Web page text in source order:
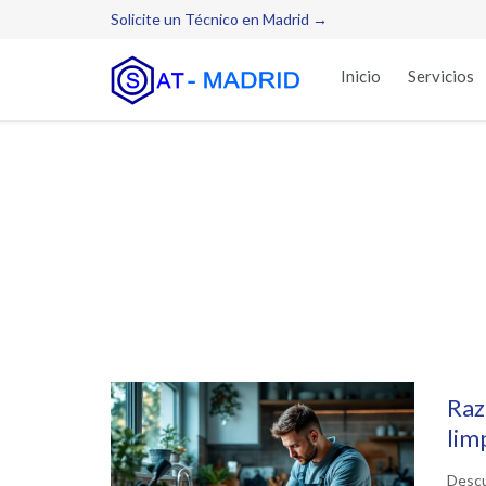
Solicite un Técnico en Madrid →
Inicio Servicios